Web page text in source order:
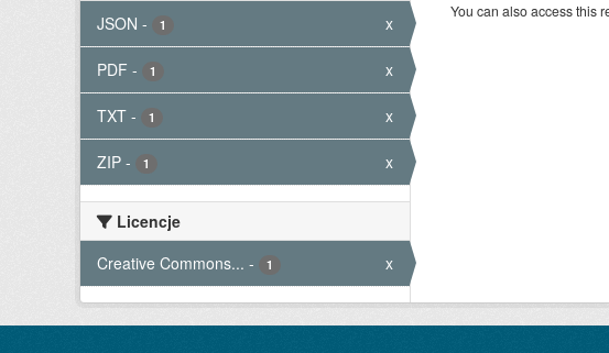
JSON - 1 x
PDF - 1 x
TXT - 1 x
ZIP - 1 x
Licencje
Creative Commons... - 1 x
You can also access this